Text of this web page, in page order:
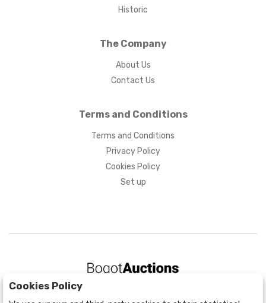
Historic
The Company
About Us
Contact Us
Terms and Conditions
Terms and Conditions
Privacy Policy
Cookies Policy
Set up
Cookies Policy